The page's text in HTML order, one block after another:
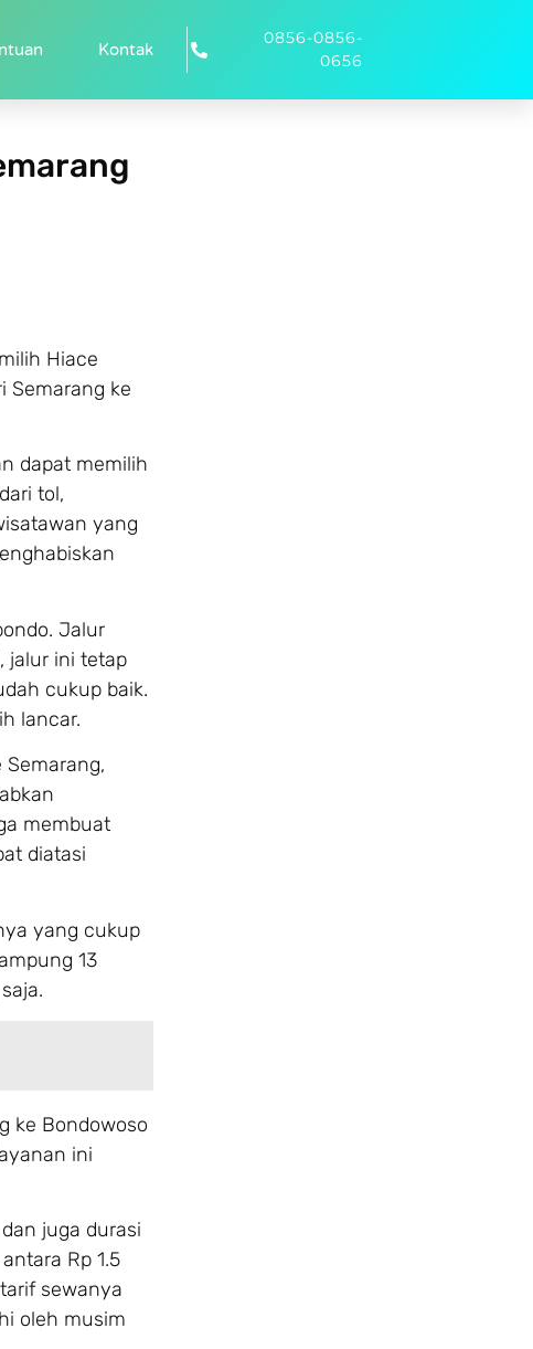
Kontak
0856-0856-
0656
Hiace
Semarang ke
dapat memilih
tol,
yang
Jalur
jalur ini tetap
cukup baik.
lancar.
membuat
diatasi
yang cukup
13
ke Bondowoso
ini
juga durasi
Rp 1.5
sewanya
oleh musim